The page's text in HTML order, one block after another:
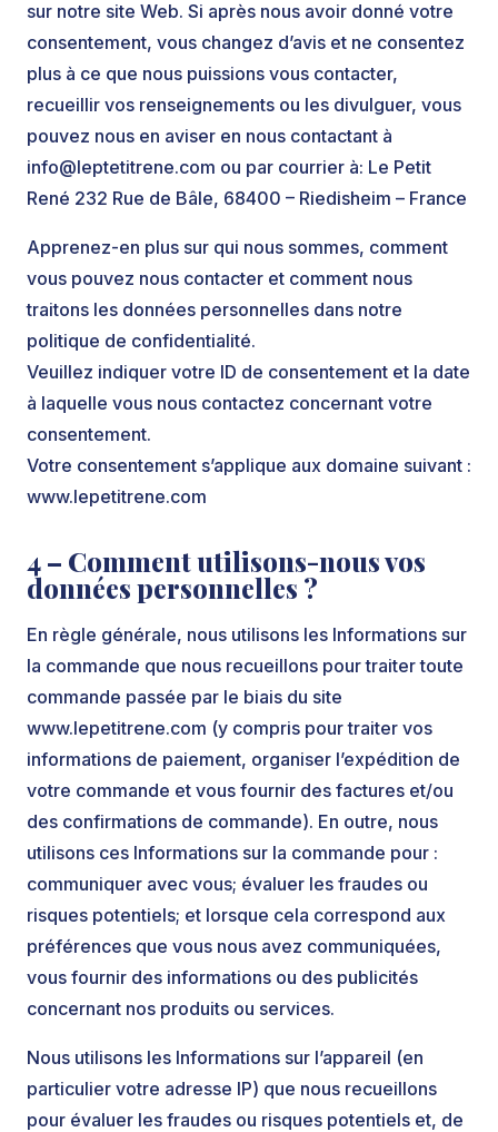
sur notre site Web. Si après nous avoir donné votre
consentement, vous changez d’avis et ne consentez
plus à ce que nous puissions vous contacter,
recueillir vos renseignements ou les divulguer, vous
pouvez nous en aviser en nous contactant à
info@leptetitrene.com ou par courrier à: Le Petit
René 232 Rue de Bâle, 68400 – Riedisheim – France
Apprenez-en plus sur qui nous sommes, comment
vous pouvez nous contacter et comment nous
traitons les données personnelles dans notre
politique de confidentialité.
Veuillez indiquer votre ID de consentement et la date
à laquelle vous nous contactez concernant votre
consentement.
Votre consentement s’applique aux domaine suivant :
www.lepetitrene.com
4 – Comment utilisons-nous vos
données personnelles ?
En règle générale, nous utilisons les Informations sur
la commande que nous recueillons pour traiter toute
commande passée par le biais du site
www.lepetitrene.com (y compris pour traiter vos
informations de paiement, organiser l’expédition de
votre commande et vous fournir des factures et/ou
des confirmations de commande). En outre, nous
utilisons ces Informations sur la commande pour :
communiquer avec vous; évaluer les fraudes ou
risques potentiels; et lorsque cela correspond aux
préférences que vous nous avez communiquées,
vous fournir des informations ou des publicités
concernant nos produits ou services.
Nous utilisons les Informations sur l’appareil (en
particulier votre adresse IP) que nous recueillons
pour évaluer les fraudes ou risques potentiels et, de